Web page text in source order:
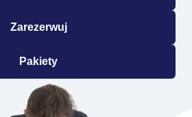
Zarezerwuj
Pakiety